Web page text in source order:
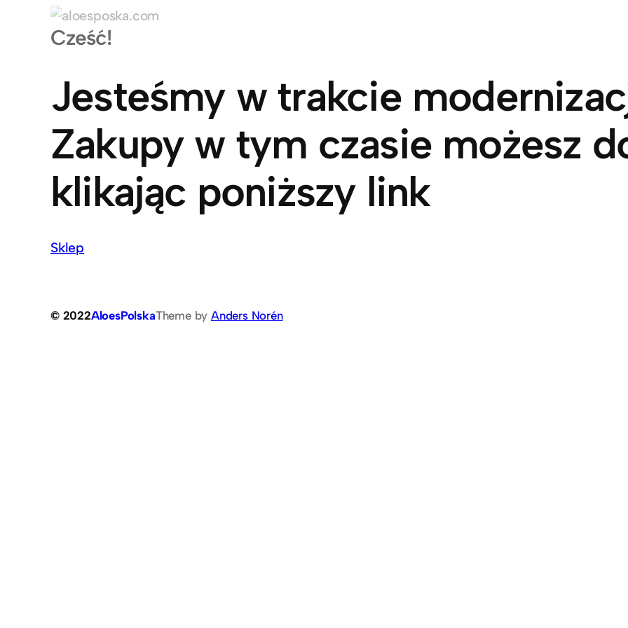
Cześć!
Jesteśmy w trakcie
Zakupy w tym czasie możesz
klikając poniższy link
Sklep
© 2022AloesPolskaTheme by Anders Norén